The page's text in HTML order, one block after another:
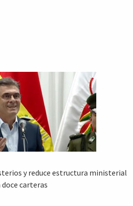
y reduce estructura ministerial
doce carteras